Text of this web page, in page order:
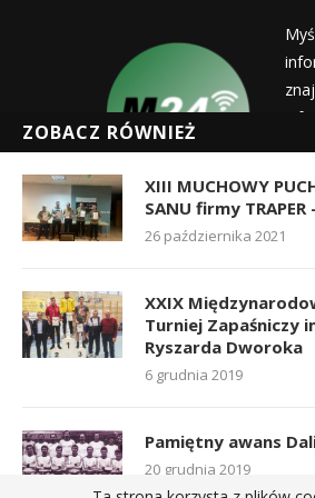
Myślenicka Agencja Rozwoju
redakcja@myslenicka24.pl
ZOBACZ RÓWNIEŻ
XIII MUCHOWY
SANU firmy TRAPER
26 października 2021
XXIX
Turniej Zapaśniczy
Ryszarda Dworoka
6 grudnia 2019
Pamiętny awans
20 grudnia 2019